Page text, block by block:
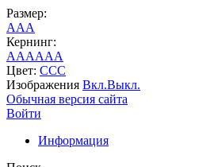
Размер:
AAA
Кернинг:
AAAAAA
Цвет: CCC
Изображения Вкл.Выкл.
Обычная версия сайта
Войти
Информация